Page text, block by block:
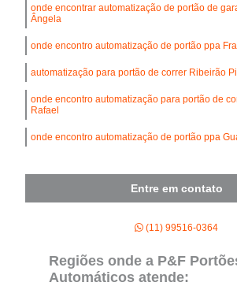
onde encontrar automatização de portão de
Ângela
onde encontro automatização de portão ppa
automatização para portão de correr Ribeirão
onde encontro automatização para portão de
Rafael
onde encontro automatização de portão ppa
Entre em contato
(11) 99516-0364
Regiões onde a P&F
Automáticos atende: